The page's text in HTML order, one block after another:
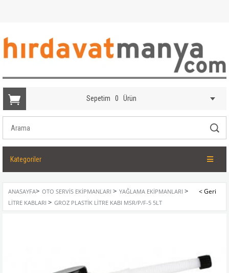
Sepetim 0 Ürün
Kategoriler
ANASAYFA> OTO SERVIS EKIPMANLARI > YAĞLAMA EKIPMANLARI >
LITRE KABLARI > GROZ PLASTIK LITRE KABI MSR/P/F-5 5LT